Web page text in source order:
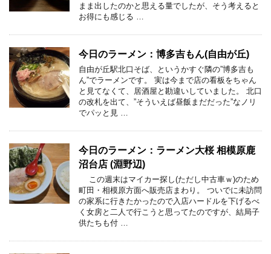
まま出したのかと思える量でしたが、そう考えると
お得にも感じる …
今日のラーメン：博多吉もん(自由が丘)
自由が丘駅北口そば、というかすぐ隣の”博多吉も
ん”でラーメンです。 実は今まで店の看板をちゃん
と見てなくて、居酒屋と勘違いしていました。 北口
の改札を出て、”そういえば昼飯まだだった”なノリ
でパッと見 …
今日のラーメン：ラーメン大桜 相模原鹿
沼台店 (淵野辺)
この週末はマイカー探し(ただし中古車ｗ)のため
町田・相模原方面へ販売店まわり。 ついでに未訪問
の家系に行きたかったので入店ハードルを下げるべ
く女房と二人で行こうと思ってたのですが、結局子
供たちも付 …